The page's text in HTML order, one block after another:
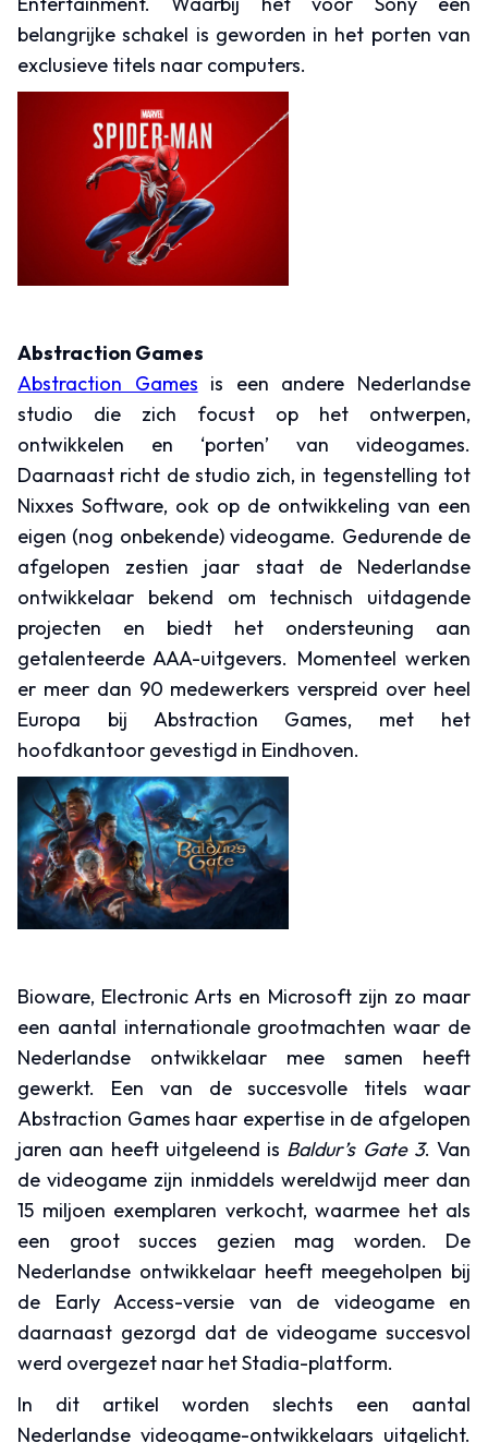
belangrijke schakel is geworden in het porten van
exclusieve titels naar computers.
Abstraction Games
Abstraction Games is een andere Nederlandse
studio die zich focust op het ontwerpen,
ontwikkelen en ‘porten’ van videogames.
Daarnaast richt de studio zich, in tegenstelling tot
Nixxes Software, ook op de ontwikkeling van een
eigen (nog onbekende) videogame. Gedurende de
afgelopen zestien jaar staat de Nederlandse
ontwikkelaar bekend om technisch uitdagende
projecten en biedt het ondersteuning aan
getalenteerde AAA-uitgevers. Momenteel werken
er meer dan 90 medewerkers verspreid over heel
Europa bij Abstraction Games, met het
hoofdkantoor gevestigd in Eindhoven.
Bioware, Electronic Arts en Microsoft zijn zo maar
een aantal internationale grootmachten waar de
Nederlandse ontwikkelaar mee samen heeft
gewerkt. Een van de succesvolle titels waar
Abstraction Games haar expertise in de afgelopen
jaren aan heeft uitgeleend is Baldur’s Gate 3. Van
de videogame zijn inmiddels wereldwijd meer dan
15 miljoen exemplaren verkocht, waarmee het als
een groot succes gezien mag worden. De
Nederlandse ontwikkelaar heeft meegeholpen bij
de Early Access-versie van de videogame en
daarnaast gezorgd dat de videogame succesvol
werd overgezet naar het Stadia-platform.
In dit artikel worden slechts een aantal
Nederlandse videogame-ontwikkelaars uitgelicht.